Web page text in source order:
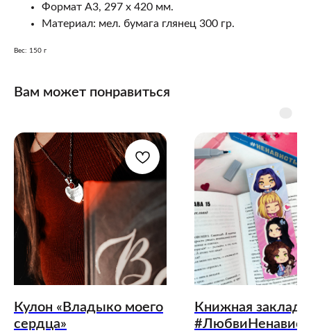
Формат А3, 297 х 420 мм.
Материал: мел. бумага глянец 300 гр.
Вес: 150 г
Вам может понравиться
Кулон «Владыко моего
сердца»
Книжная